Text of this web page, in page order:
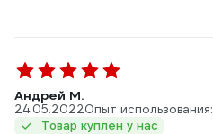
Андрей М.
24.05.2022Опыт
Товар куплен у нас